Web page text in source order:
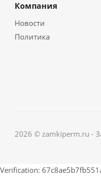
Компания
Новости
Политика
2026 © zamkiperm.ru -
Verification: